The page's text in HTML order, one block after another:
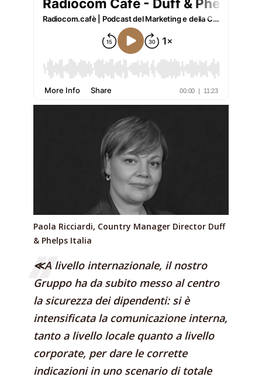
Paola Ricciardi, Country Manager Director Duff
& Phelps Italia
≪A livello internazionale, il nostro
Gruppo ha da subito messo al centro
la sicurezza dei dipendenti: si è
intensificata la comunicazione interna,
tanto a livello locale quanto a livello
corporate, per dare le corrette
indicazioni in uno scenario di totale